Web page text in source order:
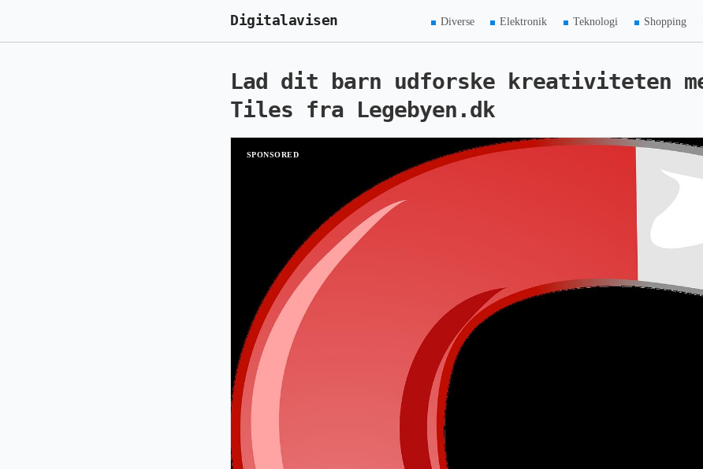
Digitalavisen Diverse Elektronik Teknologi Shopping
Lad dit barn udforske kreativiteten
Tiles fra Legebyen.dk